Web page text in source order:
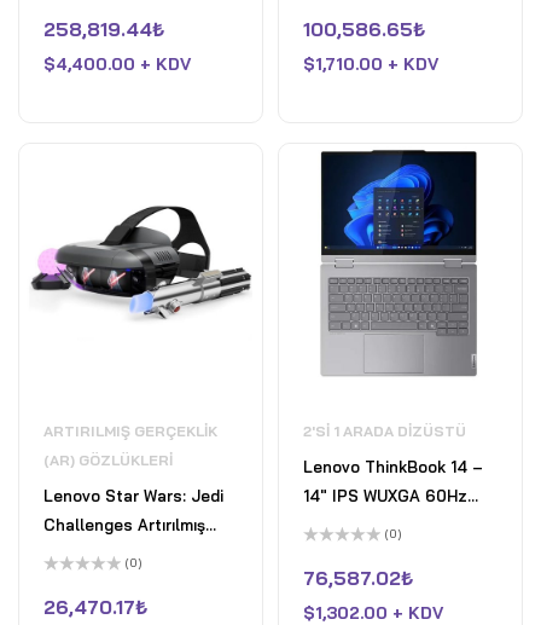
GB RAM Intel Core Ultra
7 255H - 1TB SSD -
üzerinden
0
aldı
258,819.44₺
$4,400.00 + KDV
Nvidia GeForce RTX
4050 32GB LPDDR5X
üzerinden
0
aldı
100,586.65₺
$1,710.00 + KDV
ARTIRILMIŞ GERÇEKLIK
(AR) GÖZLÜKLERI
Lenovo Star Wars: Jedi
Challenges Artırılmış
Gerçeklik Gözlüğü Seti
üzerinden
0
(0)
26,470.17₺
2'SI 1 ARADA DIZÜSTÜ
Lenovo ThinkBook 14 –
14" IPS WUXGA 60Hz
Dokunmatik 2'si 1' arada
125U – Intel Arc
Graphics – 16GB DDR5
üzerinden
0
aldı
(0)
76,587.02₺
$1,302.00 + KDV